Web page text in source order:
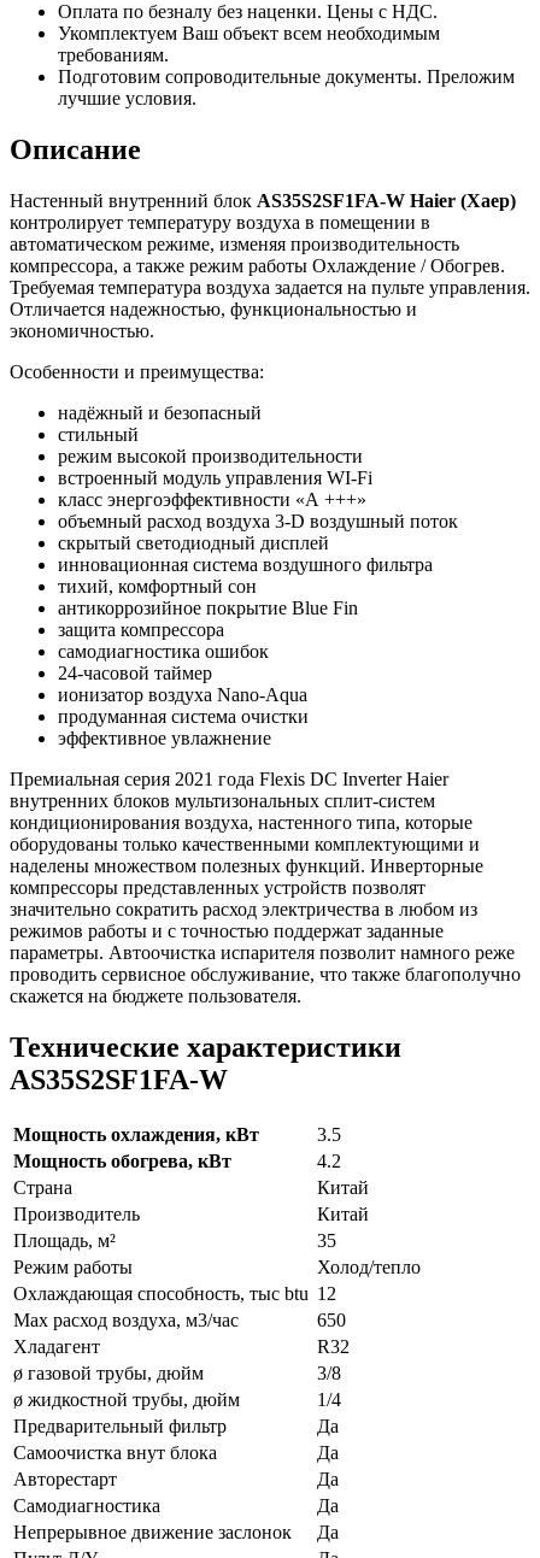
Оплата по безналу без наценки. Цены с НДС.
Укомплектуем Ваш объект всем необходимым
требованиям.
Подготовим сопроводительные документы. Преложим
лучшие условия.
Описание
Настенный внутренний блок AS35S2SF1FA-W Haier (Хаер)
контролирует температуру воздуха в помещении в
автоматическом режиме, изменяя производительность
компрессора, а также режим работы Охлаждение / Обогрев.
Требуемая температура воздуха задается на пульте управления.
Отличается надежностью, функциональностью и
экономичностью.
Особенности и преимущества:
надёжный и безопасный
стильный
режим высокой производительности
встроенный модуль управления WI-Fi
класс энергоэффективности «А +++»
объемный расход воздуха 3-D воздушный поток
скрытый светодиодный дисплей
инновационная система воздушного фильтра
тихий, комфортный сон
антикоррозийное покрытие Blue Fin
защита компрессора
самодиагностика ошибок
24-часовой таймер
ионизатор воздуха Nano-Aqua
продуманная система очистки
эффективное увлажнение
Премиальная серия 2021 года Flexis DC Inverter Haier
внутренних блоков мультизональных сплит-систем
кондиционирования воздуха, настенного типа, которые
оборудованы только качественными комплектующими и
наделены множеством полезных функций. Инверторные
компрессоры представленных устройств позволят
значительно сократить расход электричества в любом из
режимов работы и с точностью поддержат заданные
параметры. Автоочистка испарителя позволит намного реже
проводить сервисное обслуживание, что также благополучно
скажется на бюджете пользователя.
Технические характеристики
AS35S2SF1FA-W
Мощность охлаждения, кВт
3.5
Мощность обогрева, кВт
4.2
Страна
Китай
Производитель
Китай
Площадь, м²
35
Режим работы
Холод/тепло
Охлаждающая способность, тыс btu 12
Max расход воздуха, м3/час
650
Хладагент
R32
ø газовой трубы, дюйм
3/8
ø жидкостной трубы, дюйм
1/4
Предварительный фильтр
Да
Самоочистка внут блока
Да
Авторестарт
Да
Самодиагностика
Да
Непрерывное движение заслонок
Да